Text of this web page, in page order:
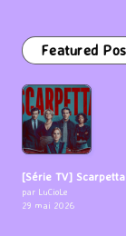
Featured
[Série TV] Scarpetta
par LuCioLe
29 mai 2026